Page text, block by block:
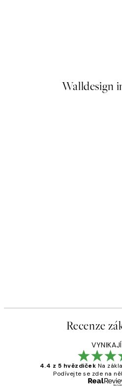
Walldesign
Recenze
4.4 z 5 hvězdiček Na
Podívejte se zde na